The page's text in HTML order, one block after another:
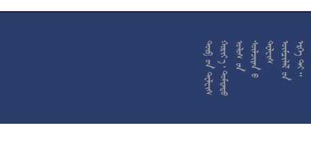










































































































